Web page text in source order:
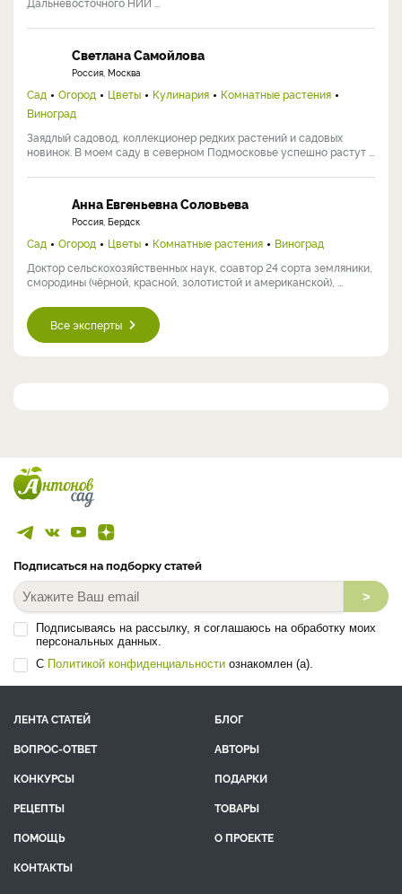
Светлана Самойлова
Россия, Москва
Сад Огород Цветы Кулинария
Комнатные растения
Виноград
Заядлый садовод, коллекционер редких растений и садовых
новинок. В моем саду в северном Подмосковье успешно растут ...
Анна Евгеньевна Соловьева
Россия, Бердск
Сад Огород Цветы Комнатные растения
Виноград
Доктор сельскохозяйственных наук, соавтор 24 сорта земляники,
смородины (чёрной, красной, золотистой и американской), ...
Все эксперты
Подписаться на подборку статей
>
Подписываясь на рассылку, я соглашаюсь на обработку моих
персональных данных.
С Политикой конфиденциальности ознакомлен (а).
ЛЕНТА СТАТЕЙ
БЛОГ
ВОПРОС-ОТВЕТ
АВТОРЫ
КОНКУРСЫ
ПОДАРКИ
РЕЦЕПТЫ
ТОВАРЫ
ПОМОЩЬ
О ПРОЕКТЕ
КОНТАКТЫ